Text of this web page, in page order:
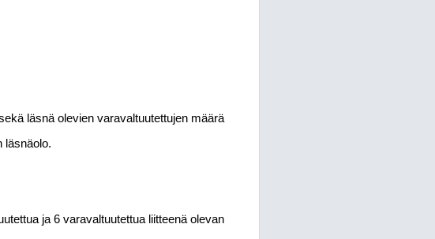
läsnä olevien varavaltuutettujen määrä
läsnäolo.
ja 6 varavaltuutettua liitteenä olevan